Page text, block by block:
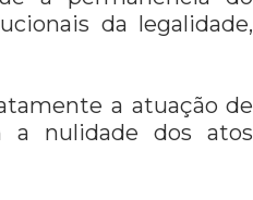
da legalidade,
a atuação de
a nulidade dos atos